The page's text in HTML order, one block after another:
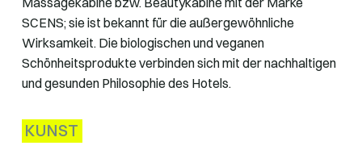
SCENS; sie ist bekannt für die außergewöhnliche
Wirksamkeit. Die biologischen und veganen
Schönheitsprodukte verbinden sich mit der nachhaltigen
und gesunden Philosophie des Hotels.
KUNST